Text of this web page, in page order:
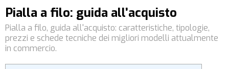
Pialla a filo: guida all’acquisto
Pialla a filo, guida all'acquisto: caratteristiche, tipologie,
prezzi e schede tecniche dei migliori modelli attualmente
in commercio.